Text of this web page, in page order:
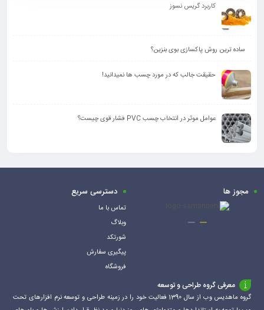
کاربرد گریس نسوز
ساده ترین روش پاکسازی بوی بنزین؟
حقیقت جالب که در مورد چسب ها نمیدانید!
عوامل موثر در انتخاب چسب PVC فشار قوی چیست؟
مجوز ها دسترسی سریع
تماس با ما
وبلاگ
شورتکد
پیگیری سفارش
فروشگاه
معرفی گروه طراحی و توسعه
گروه ماهدیس وب از سال 1390 فعالیت خود را در زمینه طراحی و توسعه نرم افزارهای تحت